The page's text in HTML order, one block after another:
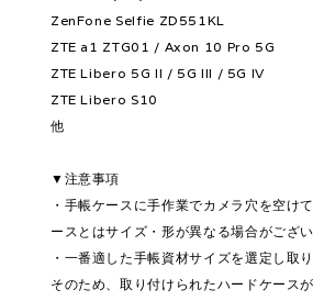
ZenFone Selfie ZD551KL
ZTE a1 ZTG01 / Axon 10 Pro 5G
ZTE Libero 5G II / 5G III / 5G IV
ZTE Libero S10
他
▼注意事項
・手帳ケースに手作業でカメラ穴を空け
ースとはサイズ・形が異なる場合がござい
・一番適した手帳資材サイズを選定し取
そのため、取り付けられたハードケース